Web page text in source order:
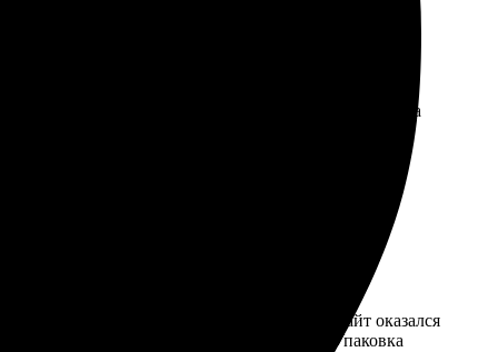
Все сделано вовремя и без проблем. Качество на
Благодаря простому интерфейсу сайт оказался
отличное, цвета яркие и насыщенные. Упаковка